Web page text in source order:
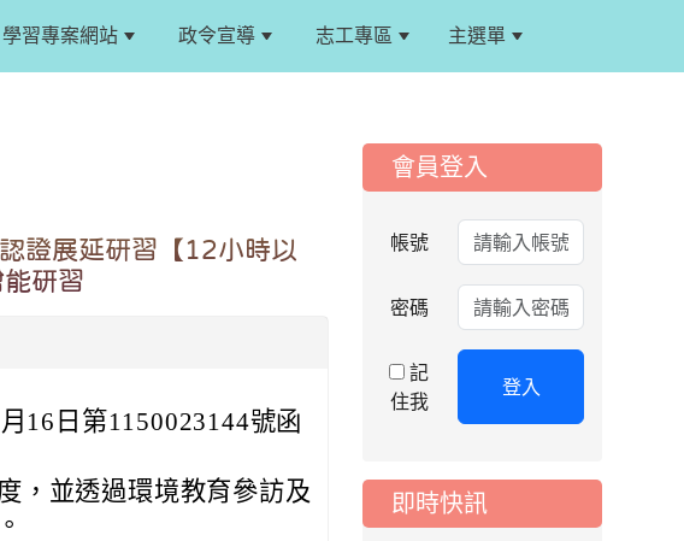
學習專案網站 政令宣導 志工專區 主選單
證展延研習【12小時以
研習
16日第1150023144號函
，並透過環境教育參訪及
::: 會員登入
帳號
密碼
記
住我
登入
即時快訊